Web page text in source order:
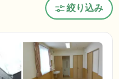
絞り込み